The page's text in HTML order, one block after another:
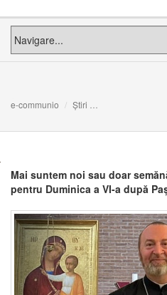
e-communio Știri
Mai suntem noi sau doar
pentru Duminica a VI-a după